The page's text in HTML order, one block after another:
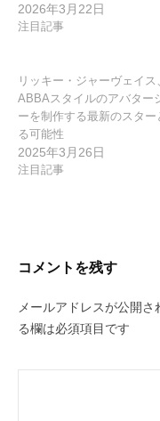
2026年3月22日
注目記事
リッキー・ジャーヴェイス
ABBAスタイルのアバター
ーを制作する最新のスター
る可能性
2025年3月26日
注目記事
コメントを残す
メールアドレスが公開さ
る欄は必須項目です